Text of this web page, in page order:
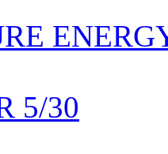
5/30